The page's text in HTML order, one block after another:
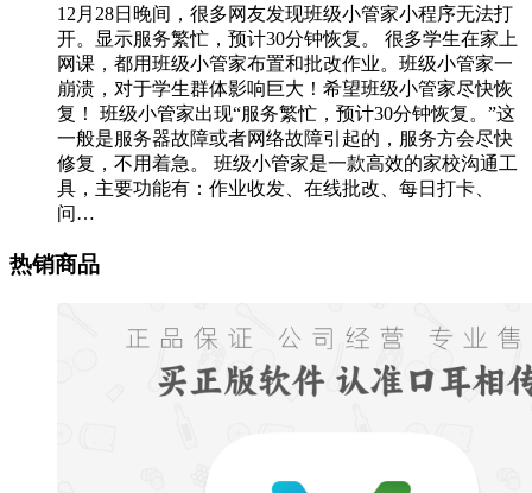
12月28日晚间，很多网友发现班级小管家小程序无法打
开。显示服务繁忙，预计30分钟恢复。 很多学生在家上
网课，都用班级小管家布置和批改作业。班级小管家一
崩溃，对于学生群体影响巨大！希望班级小管家尽快恢
复！ 班级小管家出现“服务繁忙，预计30分钟恢复。”这
一般是服务器故障或者网络故障引起的，服务方会尽快
修复，不用着急。 班级小管家是一款高效的家校沟通工
具，主要功能有：作业收发、在线批改、每日打卡、
问…
热销商品